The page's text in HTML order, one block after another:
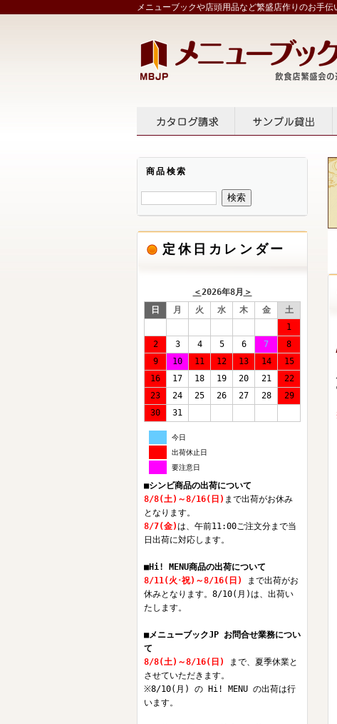
メニューブックや店頭用品など繁盛店作りのお手
商品検索
定休日カレンダー
＜2026年8月 ＞
日
月 火 水 木 金
土
1
2
3 4 5 6 7
8
9
10 11 12 13 14
15
16
17 18 19 20 21
22
23
24 25 26 27 28
29
30
31
今日
出荷休止日
要注意日
■シンビ商品の出荷について
8/8(土)～8/16(日) まで出荷がお休み
となります。
8/7(金)は、午前11:00ご注文分まで当
日出荷に対応します。
■Hi! MENU商品の出荷について
8/11(火･祝)～8/16(日)
まで出荷がお
休みとなります。8/10(月)は、出荷い
たします。
■メニューブックJP お問合せ業務につい
て
8/8(土)～8/16(日)
まで、夏季休業と
させていただきます。
※8/10(月) の Hi! MENU の出荷は行
います。